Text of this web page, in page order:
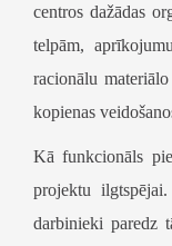
centros dažādas
telpām,
racionālu
kopienas
Kā funkcionāls
projektu
darbinieki paredz